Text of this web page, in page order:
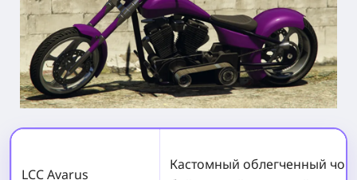
LCC Avarus
Кастомный облегченный